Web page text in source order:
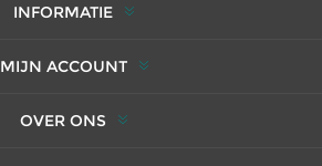
INFORMATIE
MIJN ACCOUNT
OVER ONS